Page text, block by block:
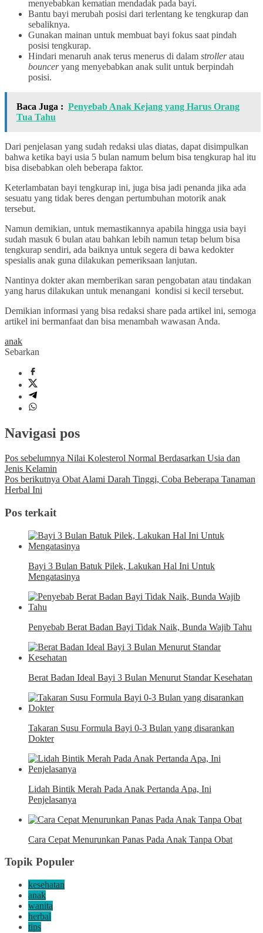
menyebabkan kematian mendadak pada bayi.
Bantu bayi merubah posisi dari terlentang ke tengkurap dan
sebaliknya.
Gunakan mainan untuk membuat bayi fokus saat pindah
posisi tengkurap.
Hindari menaruh anak terus menerus di dalam strolleratau
bounceryang menyebabkan anak sulit untuk berpindah
posisi.
Baca Juga : Penyebab Anak Kejang yang Harus Orang
Tua Tahu
Dari penjelasan yang sudah redaksi ulas diatas, dapat disimpulkan
bahwa ketika bayi usia 5 bulan namum belum bisa tengkurap hal itu
bisa disebabkan oleh beberapa faktor.
Keterlambatan bayi tengkurap ini, juga bisa jadi penanda jika ada
sesuatu yang tidak beres dengan pertumbuhan motorik anak
tersebut.
Namun demikian, untuk memastikannya apabila hingga usia bayi
sudah masuk 6 bulan atau bahkan lebih namun tetap belum bisa
tengkurap sendiri, ada baiknya untuk segera di bawa kedokter
spesialis anak guna dilakukan pemeriksaan lanjutan.
Nantinya dokter akan memberikan saran pengobatan atau tindakan
yang harus dilakukan untuk menangani kondisi si kecil tersebut.
Demikian informasi yang bisa redaksi share pada artikel ini, semoga
artikel ini bermanfaat dan bisa menambah wawasan Anda.
anak
Sebarkan
Navigasi pos
Pos sebelumnya Nilai Kolesterol Normal Berdasarkan Usia dan
Jenis Kelamin
Pos berikutnya Obat Alami Darah Tinggi, Coba Beberapa Tanaman
Herbal Ini
Pos terkait
Bayi 3 Bulan Batuk Pilek, Lakukan Hal Ini Untuk
Mengatasinya
Penyebab Berat Badan Bayi Tidak Naik, Bunda Wajib Tahu
Berat Badan Ideal Bayi 3 Bulan Menurut Standar Kesehatan
Takaran Susu Formula Bayi 0-3 Bulan yang disarankan
Dokter
Lidah Bintik Merah Pada Anak Pertanda Apa, Ini
Penjelasanya
Cara Cepat Menurunkan Panas Pada Anak Tanpa Obat
Topik Populer
kesehatan
anak
wanita
herbal
tips